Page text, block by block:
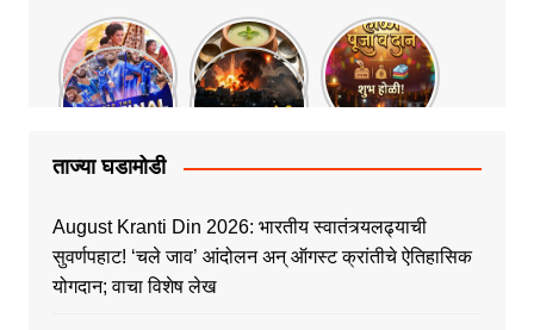
ताज्या घडामोडी
August Kranti Din 2026: भारतीय स्वातंत्र्यलढ्याची
सुवर्णपहाट! ‘चले जाव’ आंदोलन अन् ऑगस्ट क्रांतीचे ऐतिहासिक
योगदान; वाचा विशेष लेख